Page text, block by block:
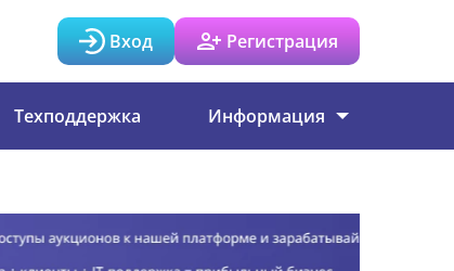
Вход Регистрация
Техподдержка Информация